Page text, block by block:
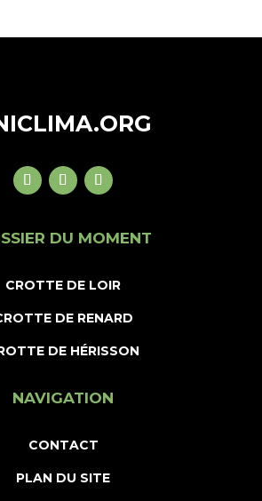
DU MOMENT
CROTTE DE LOIR
DE RENARD
DE HÉRISSON
NAVIGATION
CONTACT
PLAN DU SITE